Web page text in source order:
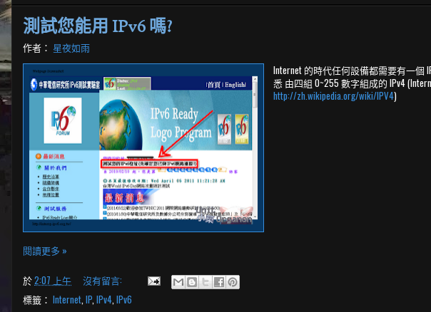
測試您能用 IPv6 嗎?
作者： 星夜如雨
Internet 的時代任何設備都需要有一個
悉 由四組 0~255 數字組成的 IPv4
http://zh.wikipedia.org/wiki/IPV4)
閱讀更多 »
於2:07 上午
沒有留言:
標籤： Internet,IP,IPv4,IPv6